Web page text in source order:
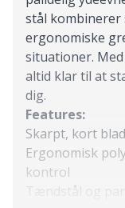
stål kombinerer
ergonomiske
situationer.
altid klar til at
dig.
Features:
Skarpt, kort
Ergonomisk
kontrol
Tændstål og